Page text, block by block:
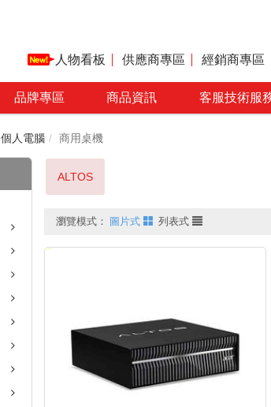
人物看板 供應商專區 經銷商專區
品牌專區 商品資訊 客服技術服
個人電腦 商用桌機
ALTOS
瀏覽模式： 圖片式 列表式